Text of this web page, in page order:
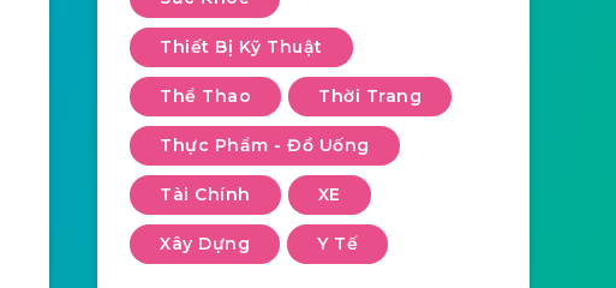
Thiết Bị Kỹ Thuật
Thể Thao Thời Trang
Thực Phẩm - Đồ Uống
Tài Chính XE
Xây Dựng Y Tế